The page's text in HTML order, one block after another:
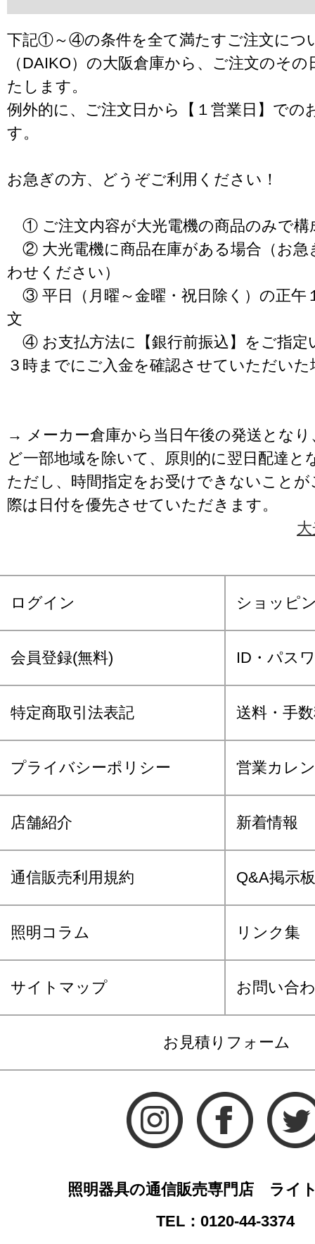
下記①～④の条件を全て満たすご注文につ
（DAIKO）の大阪倉庫から、ご注文のそ
たします。
例外的に、ご注文日から【１営業日】での
す。
お急ぎの方、どうぞご利用ください！
① ご注文内容が大光電機の商品のみで構
② 大光電機に商品在庫がある場合（お急
わせください）
③ 平日（月曜～金曜・祝日除く）の正午
文
④ お支払方法に【銀行前振込】をご指定
３時までにご入金を確認させていただいた
→ メーカー倉庫から当日午後の発送となり
ど一部地域を除いて、原則的に翌日配達と
ただし、時間指定をお受けできないこと
際は日付を優先させていただきます。
ログイン ショッピ
会員登録(無料) ID・パス
特定商取引法表記 送料・手
プライバシーポリシー 営業カレ
店舗紹介 新着情報
通信販売利用規約 Q&A掲示板
照明コラム リンク集
サイトマップ お問い合
お見積りフォーム
照明器具の通信販売専門店 ライ
TEL：0120-44-3374